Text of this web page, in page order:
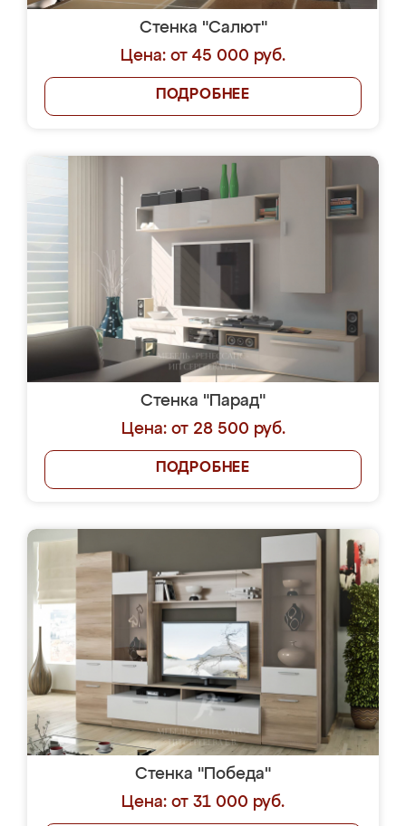
Стенка "Салют"
Цена: от 45 000 руб.
ПОДРОБНЕЕ
Стенка "Парад"
Цена: от 28 500 руб.
ПОДРОБНЕЕ
Стенка "Победа"
Цена: от 31 000 руб.